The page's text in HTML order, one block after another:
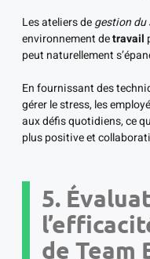
Les ateliers degestion du
environnement detravail
peut naturellement
En fournissant des
gérer le stress, les
aux défis quotidiens, ce
plus positive et
5.
de Team